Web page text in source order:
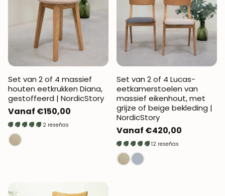
Set van 2 of 4 massief
houten eetkrukken Diana,
gestoffeerd | NordicStory
Normale
prijs
Vanaf €150,00
2 reseñas
Set van 2 of 4 Lucas-
eetkamerstoelen van
massief eikenhout, met
grijze of beige bekleding |
NordicStory
Normale
prijs
Vanaf €420,00
12 reseñas